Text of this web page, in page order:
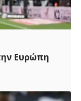
Ευρώπη